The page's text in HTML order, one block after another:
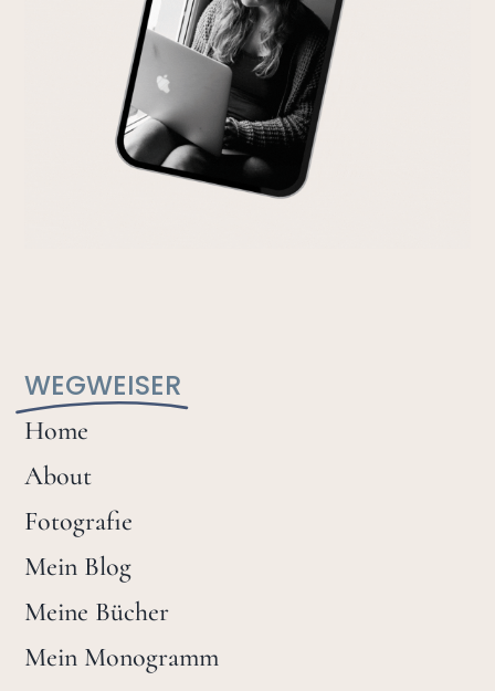
WEGWEISER
Home
About
Fotografie
Mein Blog
Meine Bücher
Mein Monogramm